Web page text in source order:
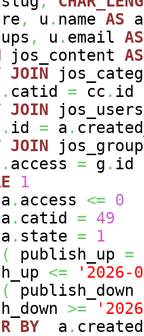
, u . name AS
, u . email AS
jos_content AS
JOIN
. catid = cc . id
JOIN
. id = a .
JOIN
. access = g . id
1
a . access <=
0
a . catid = 49
a . state =
1
( publish_up =
<=
'2026-
( publish_down
>=
BY a .